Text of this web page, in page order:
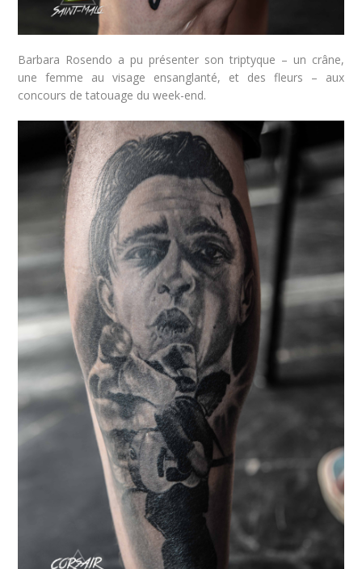
Barbara Rosendo a pu présenter son triptyque – un crâne,
une femme au visage ensanglanté, et des fleurs – aux
concours de tatouage du week-end.